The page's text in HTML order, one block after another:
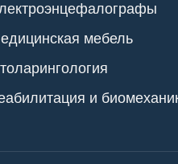
мебель
и